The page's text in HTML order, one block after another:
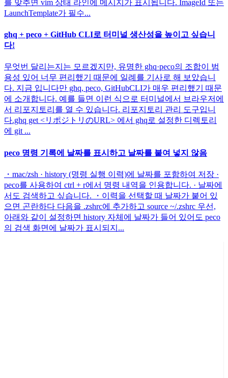
를 맞추면 vim 상태 라인에 메시지가 표시됩니다. ImageId 또는
LaunchTemplate가 필수...
ghq + peco + GitHub CLI로 터미널 생산성을 높이고 싶습니
다!
무엇번 달리는지는 모르겠지만, 유명한 ghq·peco의 조합이 범
용성 있어 너무 편리했기 때문에 일례를 기사로 해 보았습니
다. 지금 입니다만 ghq, peco, GitHubCLI가 매우 편리했기 때문
에 소개합니다. 예를 들면 이런 식으로 터미널에서 브라우저에
서 리포지토리를 열 수 있습니다. 리포지토리 관리 도구입니
다.ghq get <リポジトリのURL> 에서 ghq로 설정한 디렉토리
에 git ...
peco 명령 기록에 날짜를 표시하고 날짜를 붙여 넣지 않음
・mac/zsh · history (명령 실행 이력)에 날짜를 포함하여 저장 ·
peco를 사용하여 ctrl + r에서 명령 내역을 인용합니다. · 날짜에
서도 검색하고 싶습니다. ・이력을 선택할 때 날짜가 붙어 있
으면 곤란하다 다음을 .zshrc에 추가하고 source ~/.zshrc 우선,
아래와 같이 설정하면 history 자체에 날짜가 들어 있어도 peco
의 검색 화면에 날짜가 표시되지...